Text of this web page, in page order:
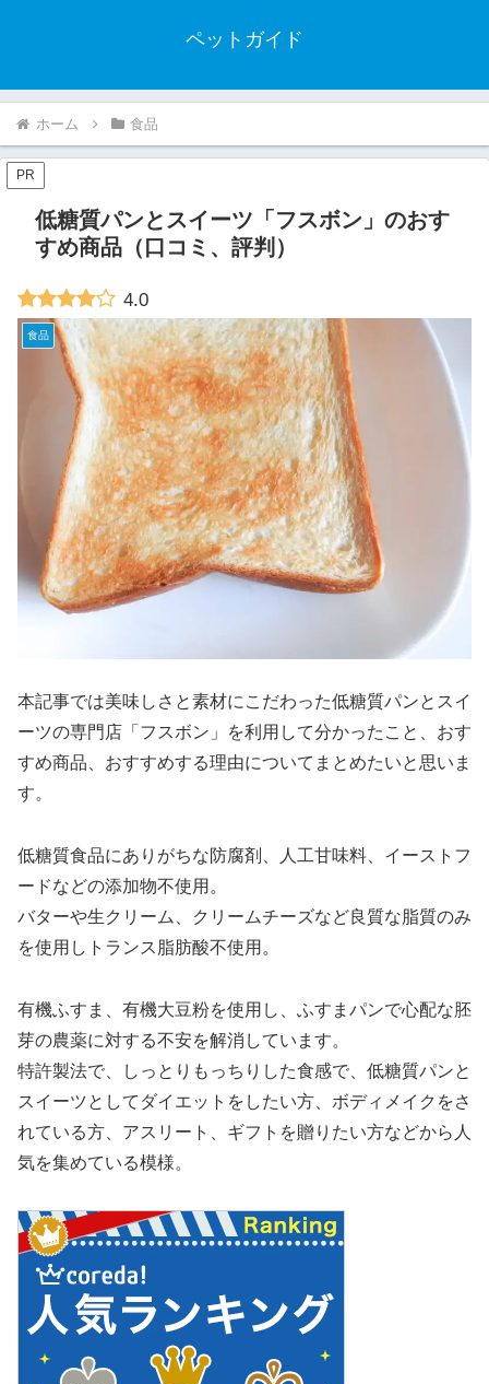
ペットガイド
ホーム 食品
PR
低糖質パンとスイーツ「フスボン」のおす
すめ商品（口コミ、評判）
4.0
食品
本記事では美味しさと素材にこだわった低糖質パンとスイ
ーツの専門店「フスボン」を利用して分かったこと、おす
すめ商品、おすすめする理由についてまとめたいと思いま
す。
低糖質食品にありがちな防腐剤、人工甘味料、イーストフ
ードなどの添加物不使用。
バターや生クリーム、クリームチーズなど良質な脂質のみ
を使用しトランス脂肪酸不使用。
有機ふすま、有機大豆粉を使用し、ふすまパンで心配な胚
芽の農薬に対する不安を解消しています。
特許製法で、しっとりもっちりした食感で、低糖質パンと
スイーツとしてダイエットをしたい方、ボディメイクをさ
れている方、アスリート、ギフトを贈りたい方などから人
気を集めている模様。